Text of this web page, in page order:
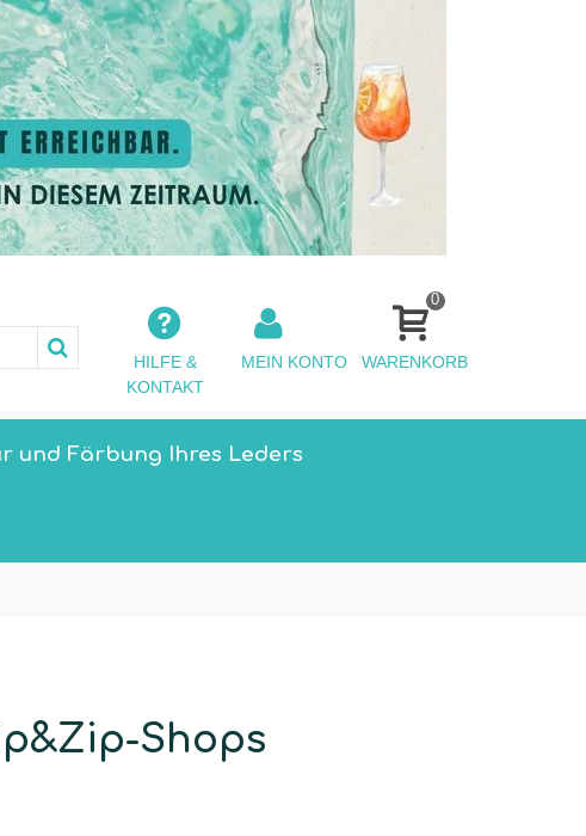
HILFE &
KONTAKT
MEIN KONTO
0
WARENKORB
und Färbung Ihres Leders
Shops